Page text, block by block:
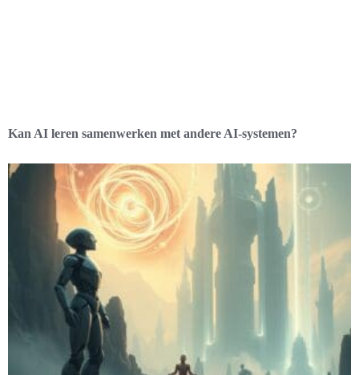
Kan AI leren samenwerken met andere AI-systemen?